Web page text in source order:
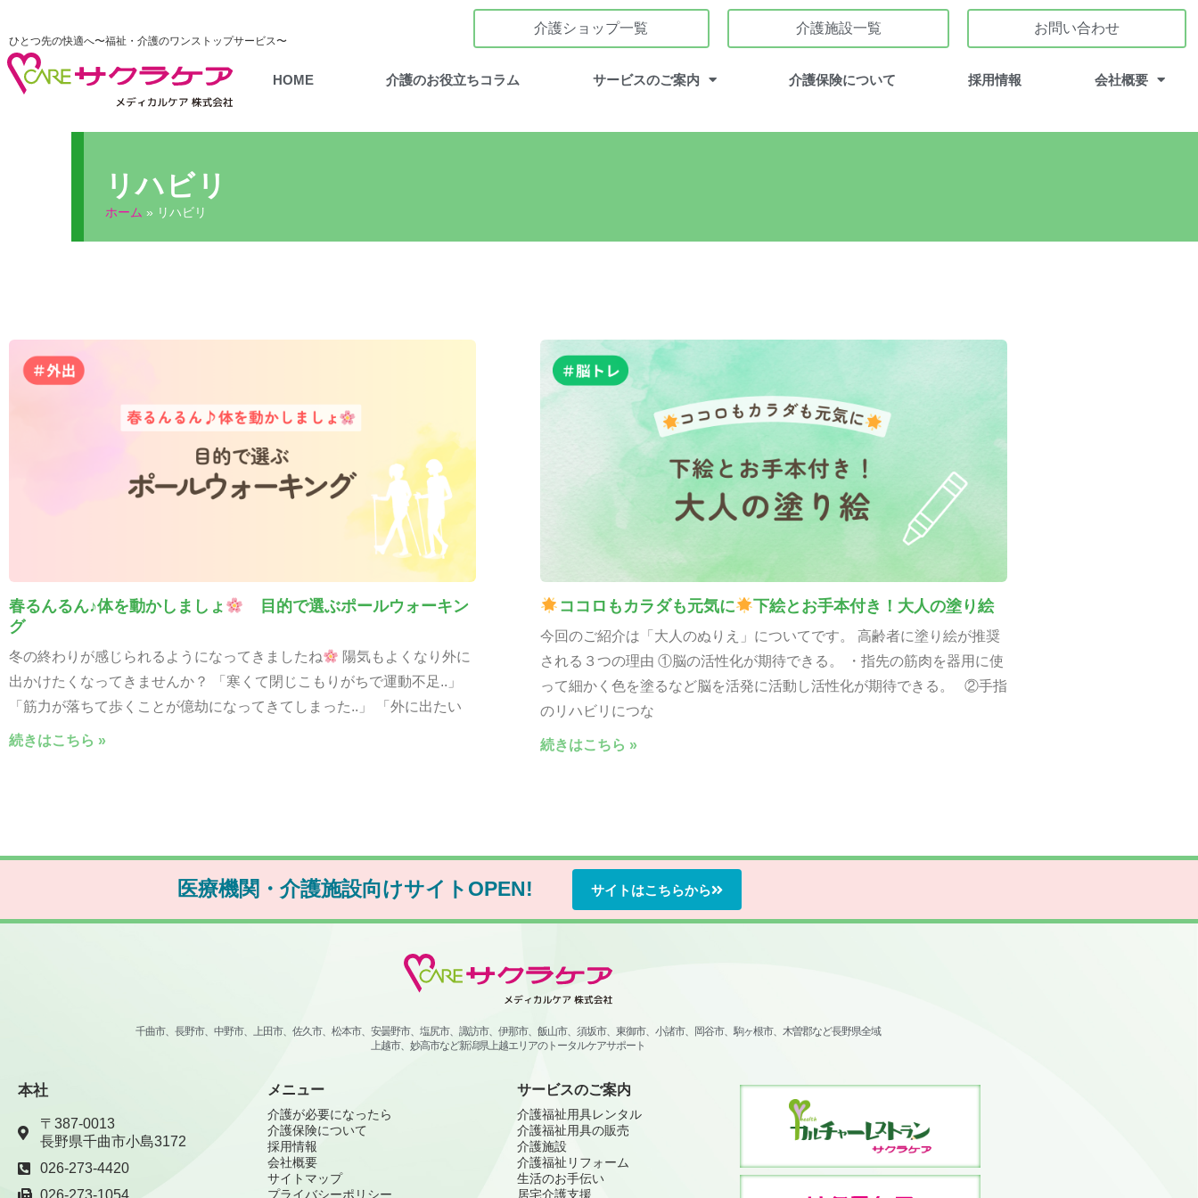
ひとつ先の快適へ〜福祉・介護のワンストップサービス〜
介護ショップ一覧 介護施設一覧 お問い合わせ
HOME 介護のお役立ちコラム サービスのご案内 介護保険について 採用情報 会社概要
リハビリ
ホーム » リハビリ
春るんるん♪体を動かしましょ
目的で選ぶポールウォーキン
グ
冬の終わりが感じられるようになってきましたね
陽気もよくなり外に
出かけたくなってきませんか？ 「寒くて閉じこもりがちで運動不足..」
「筋力が落ちて歩くことが億劫になってきてしまった..」 「外に出たい
続きはこちら »
ココロもカラダも元気に 下絵とお手本付き！大人の塗り絵
今回のご紹介は「大人のぬりえ」についてです。 高齢者に塗り絵が推奨
される３つの理由 ①脳の活性化が期待できる。 ・指先の筋肉を器用に使
って細かく色を塗るなど脳を活発に活動し活性化が期待できる。 ②手指
のリハビリにつな
続きはこちら »
医療機関・介護施設向けサイトOPEN! サイトはこちらから
千曲市、長野市、中野市、上田市、佐久市、松本市、安曇野市、塩尻市、諏訪市、伊那市、飯山市、須坂市、東御市、小諸市、岡谷市、駒ヶ根市、木曽郡など長野県全域
上越市、妙高市など新潟県上越エリアのトータルケアサポート
本社
〒387-0013
長野県千曲市小島3172
026-273-4420
026-273-1054
メニュー
介護が必要になったら
介護保険について
採用情報
会社概要
サイトマップ
プライバシーポリシー
サービスのご案内
介護福祉用具レンタル
介護福祉用具の販売
介護施設
介護福祉リフォーム
生活のお手伝い
居宅介護支援